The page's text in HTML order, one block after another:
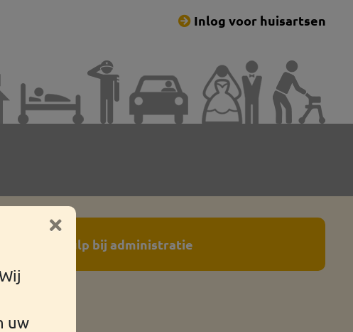
Inlog voor huisartsen
Hulp bij administratie
uw